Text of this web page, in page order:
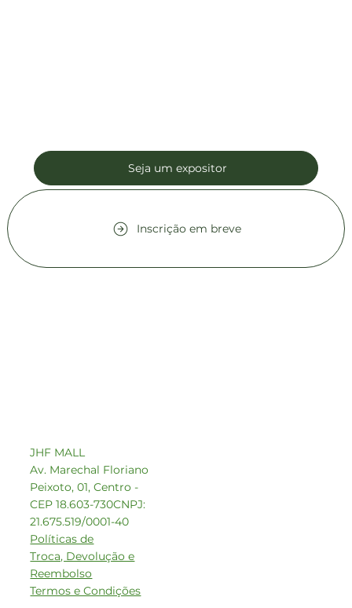
Seja um expositor
Inscrição em breve
JHF MALL
Av. Marechal Floriano
Peixoto, 01, Centro -
CEP 18.603-730CNPJ:
21.675.519/0001-40
Políticas de
Troca, Devolução e
Reembolso
Termos e Condições